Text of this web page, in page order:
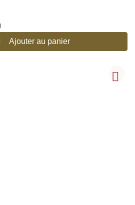
Ajouter au panier